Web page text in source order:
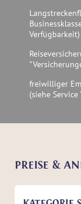
freiwilliger
(siehe
PREISE &